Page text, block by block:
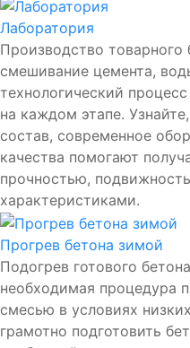
Лаборатория
Производство товарного
смешивание цемента,
технологический
на каждом этапе.
состав, современное
качества помогают
прочностью,
характеристиками.
Прогрев бетона зимой
Подогрев готового
необходимая процедура
смесью в условиях
грамотно подготовить